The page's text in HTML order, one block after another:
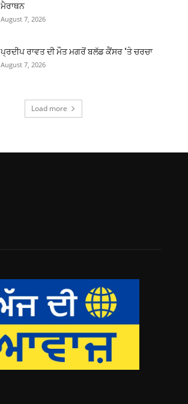
ਮੈਰਾਥਨ
August 7, 2026
ਪ੍ਰਦੀਪ ਰਾਵਤ ਦੀ ਮੌਤ ਮਗਰੋਂ ਬਲੱਡ ਕੈਂਸਰ ‘ਤੇ ਚਰਚਾ
August 7, 2026
Load more